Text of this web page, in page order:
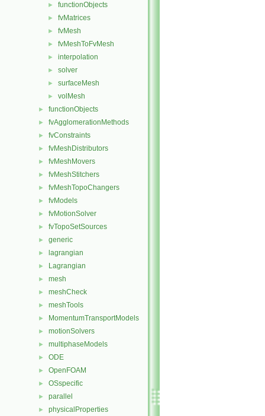
► functionObjects
► fvMatrices
► fvMesh
► fvMeshToFvMesh
► interpolation
► solver
► surfaceMesh
► volMesh
► functionObjects
► fvAgglomerationMethods
► fvConstraints
► fvMeshDistributors
► fvMeshMovers
► fvMeshStitchers
► fvMeshTopoChangers
► fvModels
► fvMotionSolver
► fvTopoSetSources
► generic
► lagrangian
► Lagrangian
► mesh
► meshCheck
► meshTools
► MomentumTransportModels
► motionSolvers
► multiphaseModels
► ODE
► OpenFOAM
► OSspecific
► parallel
► physicalProperties